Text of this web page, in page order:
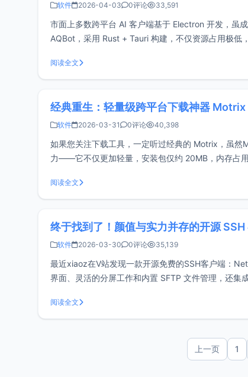
软件 2026-04-03 0评论 33,591
市面上多数跨平台 AI 客户端基于 Electron 开发，虽
AQBot，采用 Rust + Tauri 构建，不仅资源占用极
阅读全文
经典重生：轻量级跨平台下载神器
软件 2026-03-31 0评论 40,398
如果您关注下载工具，一定听过经典的 Motrix，虽
力——它不仅更加轻量，安装包仅约 20MB，内存
阅读全文
终于找到了！颜值与实力并存的开源
软件 2026-03-30 0评论 35,139
最近xiaoz在V站发现一款开源免费的SSH客户端：
界面、灵活的分屏工作和内置 SFTP 文件管理，还
阅读全文
上一页 1